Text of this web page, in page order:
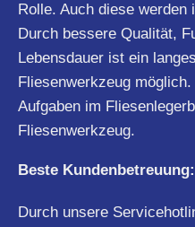
Rolle. Auch diese
Durch bessere Qualität,
Lebensdauer ist ein
Fliesenwerkzeug
Aufgaben im
Fliesenwerkzeug.
Beste Kundenbetreuung:
Durch unsere